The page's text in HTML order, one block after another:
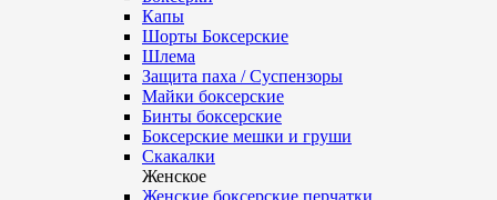
Капы
Шорты Боксерские
Шлема
Защита паха / Суспензоры
Майки боксерские
Бинты боксерские
Боксерские мешки и груши
Скакалки
Женское
Женские боксерские перчатки